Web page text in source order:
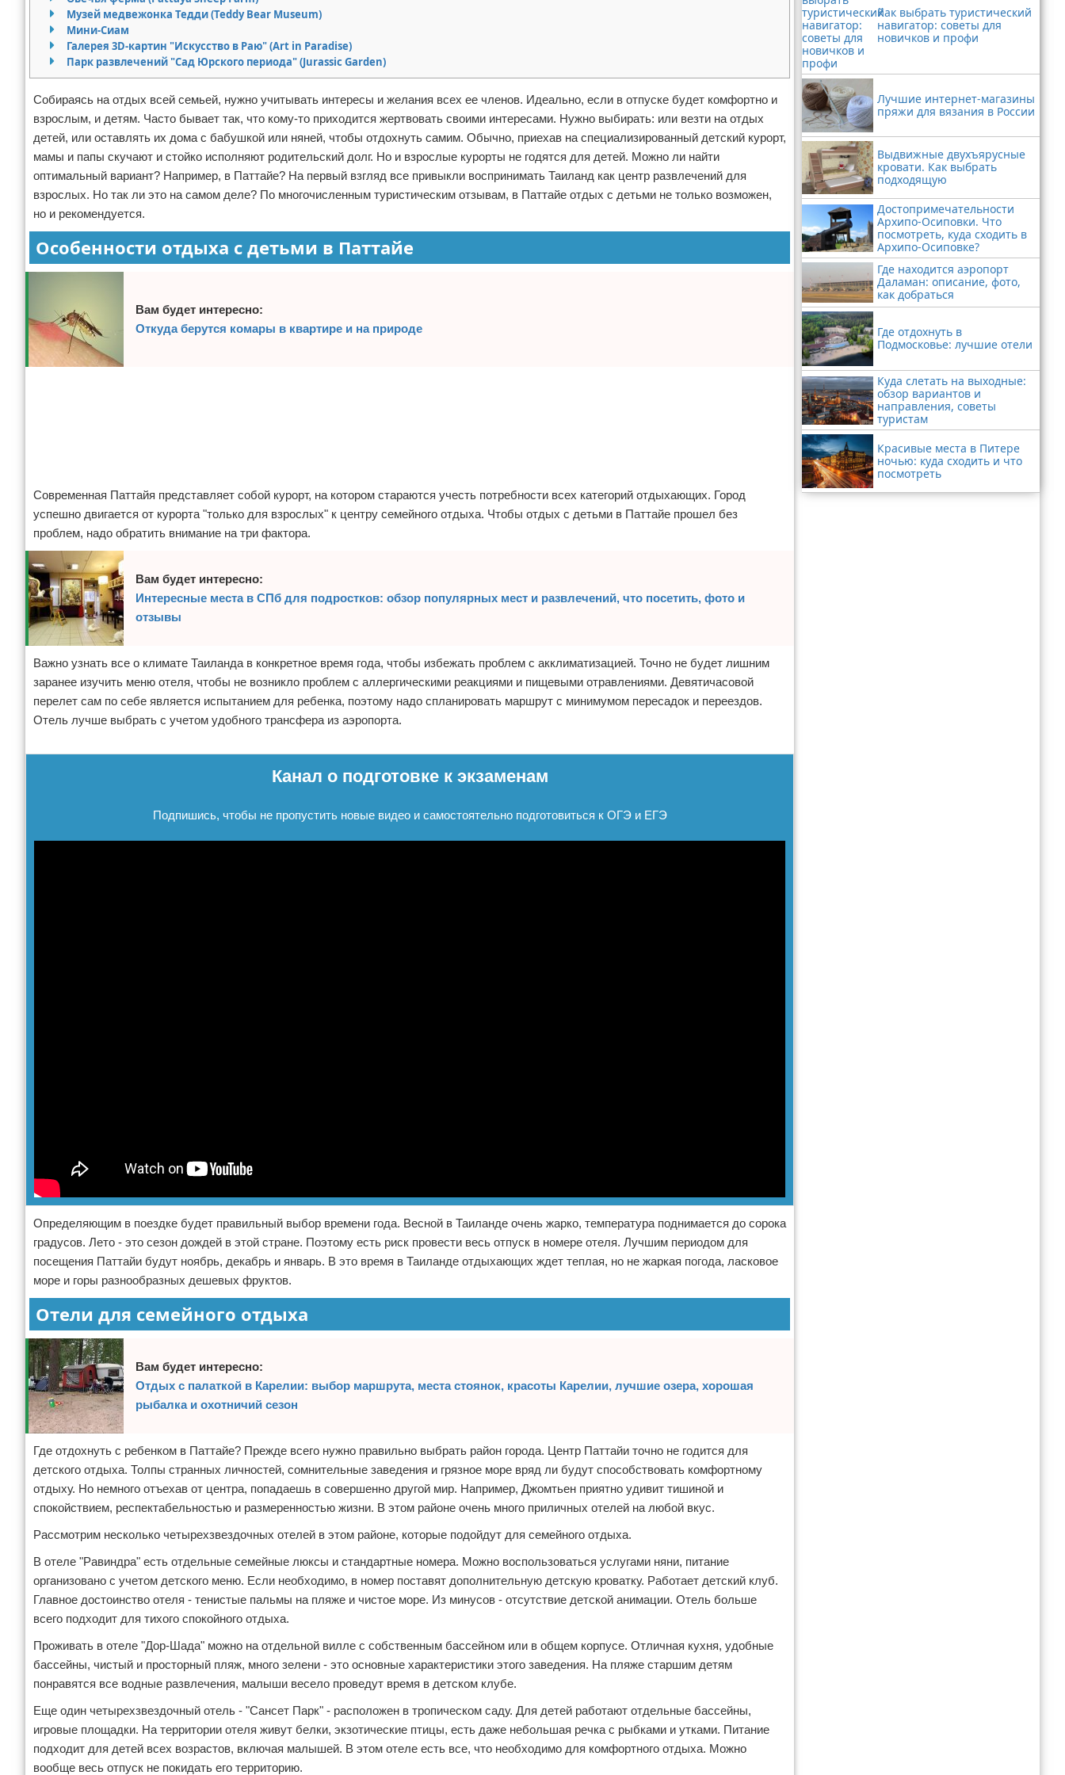
Экстримальный отдых
Разное про отдых
Музей медвежонка Тедди (Teddy Bear Museum)
Мини-Сиам
Галерея 3D-картин "Искусство в Раю" (Art in Paradise)
Парк развлечений "Сад Юрского периода" (Jurassic Garden)
Собираясь на отдых всей семьей, нужно учитывать интересы и желания всех ее членов. Идеально, если в отпуске будет комфортно и
взрослым, и детям. Часто бывает так, что кому-то приходится жертвовать своими интересами. Нужно выбирать: или везти на отдых
детей, или оставлять их дома с бабушкой или няней, чтобы отдохнуть самим. Обычно, приехав на специализированный детский курорт,
мамы и папы скучают и стойко исполняют родительский долг. Но и взрослые курорты не годятся для детей. Можно ли найти
оптимальный вариант? Например, в Паттайе? На первый взгляд все привыкли воспринимать Таиланд как центр развлечений для
взрослых. Но так ли это на самом деле? По многочисленным туристическим отзывам, в Паттайе отдых с детьми не только возможен,
но и рекомендуется.
Особенности отдыха с детьми в Паттайе
Вам будет интересно:
Откуда берутся комары в квартире и на природе
Современная Паттайя представляет собой курорт, на котором стараются учесть потребности всех категорий отдыхающих. Город
успешно двигается от курорта "только для взрослых" к центру семейного отдыха. Чтобы отдых с детьми в Паттайе прошел без
проблем, надо обратить внимание на три фактора.
Вам будет интересно:
Интересные места в СПб для подростков: обзор популярных мест и развлечений, что посетить, фото и
отзывы
Важно узнать все о климате Таиланда в конкретное время года, чтобы избежать проблем с акклиматизацией. Точно не будет лишним
заранее изучить меню отеля, чтобы не возникло проблем с аллергическими реакциями и пищевыми отравлениями. Девятичасовой
перелет сам по себе является испытанием для ребенка, поэтому надо спланировать маршрут с минимумом пересадок и переездов.
Отель лучше выбрать с учетом удобного трансфера из аэропорта.
Канал о подготовке к экзаменам
Подпишись, чтобы не пропустить новые видео и самостоятельно подготовиться к ОГЭ и ЕГЭ
Определяющим в поездке будет правильный выбор времени года. Весной в Таиланде очень жарко, температура поднимается до сорока
градусов. Лето - это сезон дождей в этой стране. Поэтому есть риск провести весь отпуск в номере отеля. Лучшим периодом для
посещения Паттайи будут ноябрь, декабрь и январь. В это время в Таиланде отдыхающих ждет теплая, но не жаркая погода, ласковое
море и горы разнообразных дешевых фруктов.
Отели для семейного отдыха
Вам будет интересно:
Отдых с палаткой в Карелии: выбор маршрута, места стоянок, красоты Карелии, лучшие озера, хорошая
рыбалка и охотничий сезон
Где отдохнуть с ребенком в Паттайе? Прежде всего нужно правильно выбрать район города. Центр Паттайи точно не годится для
детского отдыха. Толпы странных личностей, сомнительные заведения и грязное море вряд ли будут способствовать комфортному
отдыху. Но немного отъехав от центра, попадаешь в совершенно другой мир. Например, Джомтьен приятно удивит тишиной и
спокойствием, респектабельностью и размеренностью жизни. В этом районе очень много приличных отелей на любой вкус.
Рассмотрим несколько четырехзвездочных отелей в этом районе, которые подойдут для семейного отдыха.
В отеле "Равиндра" есть отдельные семейные люксы и стандартные номера. Можно воспользоваться услугами няни, питание
организовано с учетом детского меню. Если необходимо, в номер поставят дополнительную детскую кроватку. Работает детский клуб.
Главное достоинство отеля - тенистые пальмы на пляже и чистое море. Из минусов - отсутствие детской анимации. Отель больше
всего подходит для тихого спокойного отдыха.
Проживать в отеле "Дор-Шада" можно на отдельной вилле с собственным бассейном или в общем корпусе. Отличная кухня, удобные
бассейны, чистый и просторный пляж, много зелени - это основные характеристики этого заведения. На пляже старшим детям
понравятся все водные развлечения, малыши весело проведут время в детском клубе.
Еще один четырехзвездочный отель - "Сансет Парк" - расположен в тропическом саду. Для детей работают отдельные бассейны,
игровые площадки. На территории отеля живут белки, экзотические птицы, есть даже небольшая речка с рыбками и утками. Питание
подходит для детей всех возрастов, включая малышей. В этом отеле есть все, что необходимо для комфортного отдыха. Можно
вообще весь отпуск не покидать его территорию.
Как выбрать туристический
навигатор: советы для
новичков и профи
Лучшие интернет-магазины
пряжи для вязания в России
Выдвижные двухъярусные
кровати. Как выбрать
подходящую
Достопримечательности
Архипо-Осиповки. Что
посмотреть, куда сходить в
Архипо-Осиповке?
Где находится аэропорт
Даламан: описание, фото,
как добраться
Где отдохнуть в
Подмосковье: лучшие отели
Куда слетать на выходные:
обзор вариантов и
направления, советы
туристам
Красивые места в Питере
ночью: куда сходить и что
посмотреть